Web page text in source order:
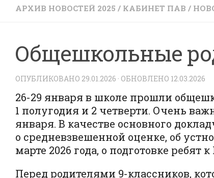
АРХИВ НОВОСТЕЙ 2025 / КАБИНЕТ ПАВ /
Общешкольные
ОПУБЛИКОВАНО 29.01.2026 · ОБНОВЛЕНО 12.03.2026
26-29 января в школе прошли
1 полугодия и 2 четверти. Очень
января. В качестве основного
о средневзвешенной оценке, об
марте 2026 года, о подготовке
Перед родителями 9-классников,